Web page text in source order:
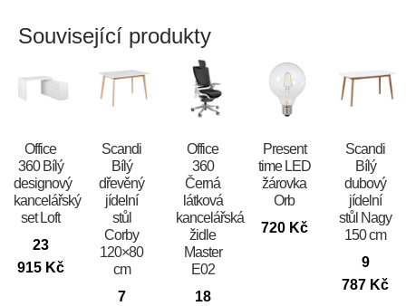
Související produkty
Office
360 Bílý
designový
kancelářský
set Loft
23
915 Kč
Scandi
Bílý
dřevěný
jídelní
stůl
Corby
120×80
cm
7
Office
360
Černá
látková
kancelářská
židle
Master
E02
18
Present
time LED
žárovka
Orb
720 Kč
Scandi
Bílý
dubový
jídelní
stůl Nagy
150 cm
9
787 Kč